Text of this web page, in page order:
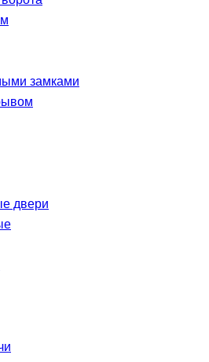
замками
двери